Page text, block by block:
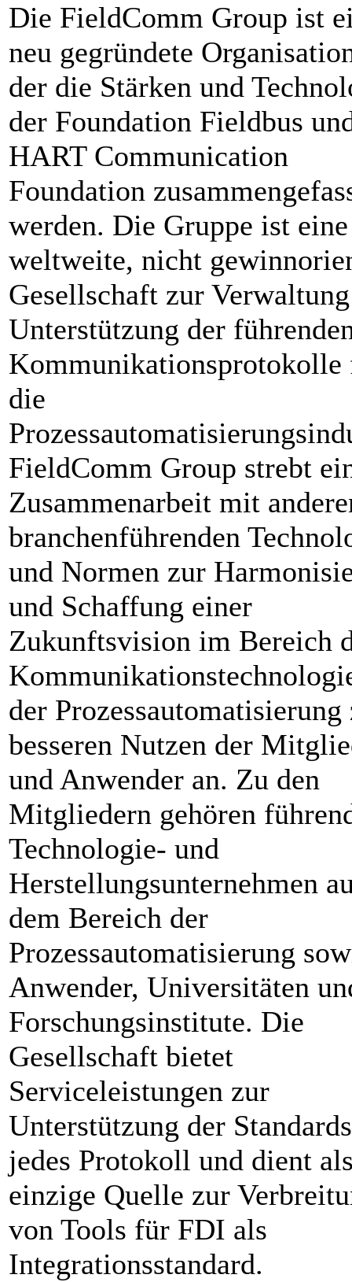
Die FieldComm Group ist
neu gegründete
der die Stärken und
der Foundation Fieldbus
HART Communication
Foundation
werden. Die Gruppe ist eine
weltweite, nicht
Gesellschaft zur
Unterstützung der
Kommunikationsprotokolle
die
FieldComm Group strebt
Zusammenarbeit mit
branchenführenden
und Normen zur
und Schaffung einer
Zukunftsvision im Bereich
der Prozessautomatisierung
besseren Nutzen der
und Anwender an. Zu den
Mitgliedern gehören
Technologie- und
Herstellungsunternehmen
dem Bereich der
Prozessautomatisierung
Anwender, Universitäten
Forschungsinstitute. Die
Gesellschaft bietet
Serviceleistungen zur
Unterstützung der
jedes Protokoll und dient
einzige Quelle zur
von Tools für FDI als
Integrationsstandard.